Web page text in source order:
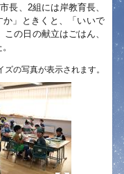
長、2組には岸教育長、
」ときくと、「いいで
の日の献立はごはん、
の写真が表示されます。